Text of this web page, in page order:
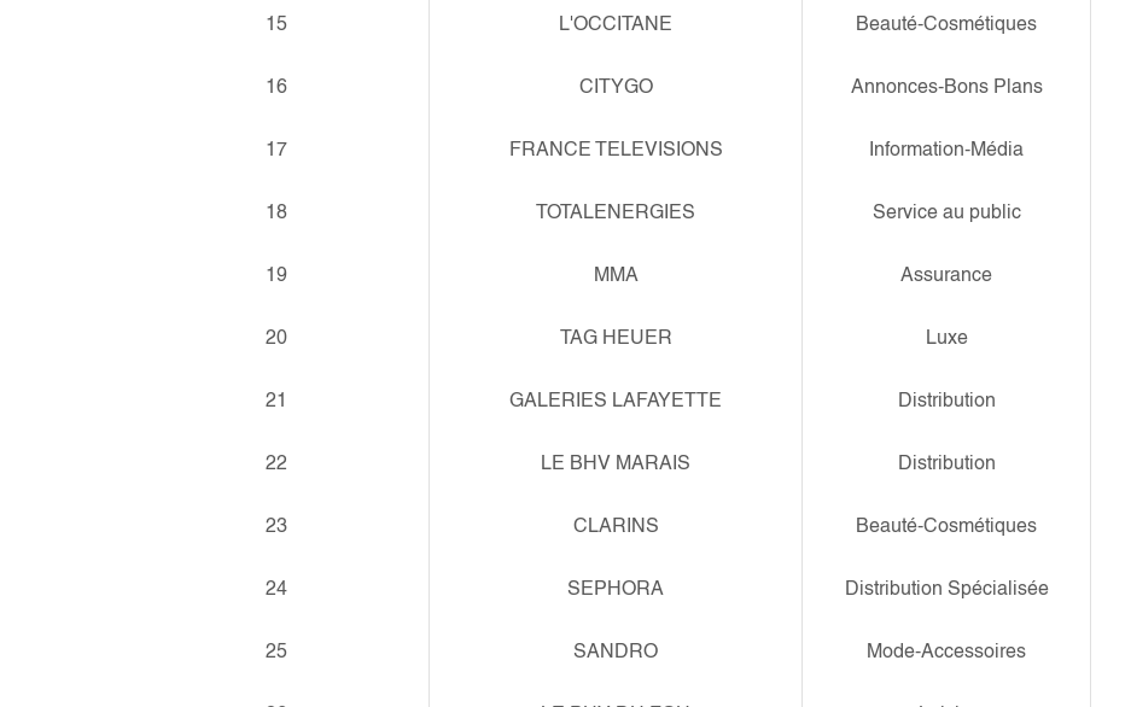
15 L'OCCITANE Beauté-Cosmétiques
16 CITYGO Annonces-Bons Plans
17 FRANCE TELEVISIONS Information-Média
18 TOTALENERGIES Service au public
19 MMA Assurance
20 TAG HEUER Luxe
21 GALERIES LAFAYETTE Distribution
22 LE BHV MARAIS Distribution
23 CLARINS Beauté-Cosmétiques
24 SEPHORA Distribution Spécialisée
25 SANDRO Mode-Accessoires